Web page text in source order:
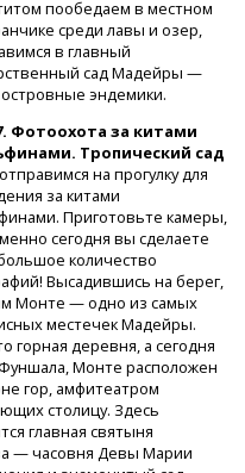
пообедаем в местном
среди лавы и озер,
в главный
сад Мадейры —
островные эндемики.
Фотоохота за китами
Тропический сад
на прогулку для
за китами
Приготовьте камеры,
сегодня вы сделаете
количество
Высадившись на берег,
Монте — одно из самых
местечек Мадейры.
горная деревня, а сегодня
Монте расположен
гор, амфитеатром
столицу. Здесь
главная святыня
— часовня Девы Марии